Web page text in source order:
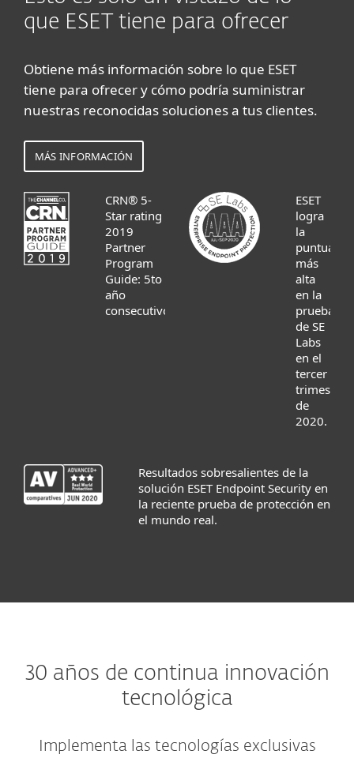
que ESET tiene para ofrecer
Obtiene más información sobre lo que ESET
tiene para ofrecer y cómo podría suministrar
nuestras reconocidas soluciones a tus clientes.
MÁS INFORMACIÓN
CRN® 5-
Star rating
2019
Partner
Program
Guide: 5to
año
consecutivo
ESET
logra
la
más
alta
en la
prueba
de SE
Labs
en el
tercer
trimestre
de
2020.
Resultados sobresalientes de la
solución ESET Endpoint Security en
la reciente prueba de protección en
el mundo real.
30 años de continua innovación
tecnológica
​​​​​​​Implementa las tecnologías exclusivas